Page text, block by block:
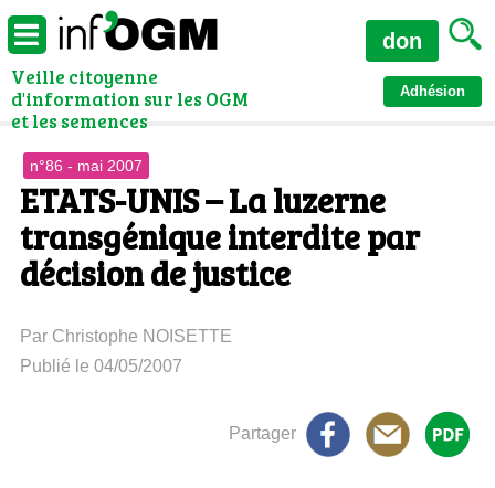
Veille citoyenne
d'information sur les OGM
et les semences
Adhésion
don
n°86 - mai 2007
ETATS-UNIS – La luzerne
transgénique interdite par
décision de justice
Par Christophe NOISETTE
Publié le 04/05/2007
Partager